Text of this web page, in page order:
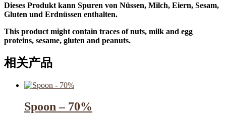
Dieses Produkt kann Spuren von Nüssen, Milch, Eiern, Sesam,
Gluten und Erdnüssen enthalten.
This product might contain traces of nuts, milk and egg
proteins, sesame, gluten and peanuts.
相关产品
Spoon – 70%